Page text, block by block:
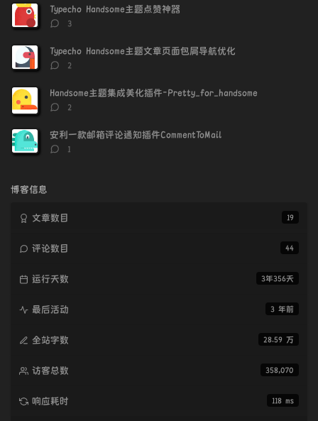
数：
Typecho Handsome主题点赞神器
评
数：
3
Typecho Handsome主题文章页面包屑导航优化
评
数：
2
Handsome主题集成美化插件-Pretty_for_handsome
评
数：
2
安利一款邮箱评论通知插件CommentToMail
评1
博客信息
19
文章数目
44
评论数目
3年356天
运行天数
3 年前
最后活动
28.59 万
全站字数
358,070
访客总数
118 ms
响应耗时